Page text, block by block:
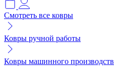
Смотреть все ковры
Ковры ручной работы
Ковры машинного